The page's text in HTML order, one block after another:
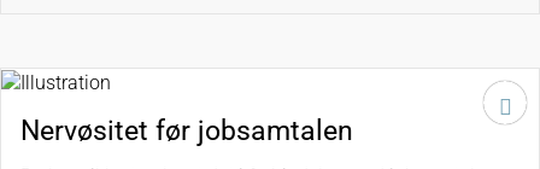
Nervøsitet før jobsamtalen